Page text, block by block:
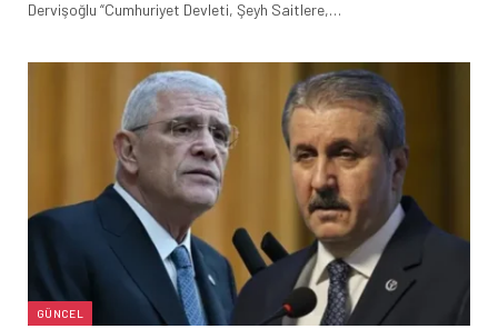
Dervişoğlu “Cumhuriyet Devleti, Şeyh Saitlere,…
GÜNCEL